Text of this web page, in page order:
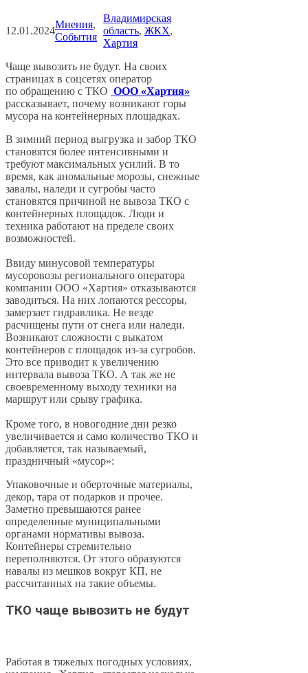
12.01.2024
Мнения
События
Владимирская
область, ЖКХ
Хартия
Чаще вывозить не будут. На своих
страницах в соцсетях оператор
по обращению с ТКО ООО «Хартия»
рассказывает, почему возникают горы
мусора на контейнерных площадках.
В зимний период выгрузка и забор ТКО
становятся более интенсивными и
требуют максимальных усилий. В то
время, как аномальные морозы, снежные
завалы, наледи и сугробы часто
становятся причиной не вывоза ТКО с
контейнерных площадок. Люди и
техника работают на пределе своих
возможностей.
Ввиду минусовой температуры
мусоровозы регионального оператора
компании ООО «Хартия» отказываются
заводиться. На них лопаются рессоры,
замерзает гидравлика. Не везде
расчищены пути от снега или наледи.
Возникают сложности с выкатом
контейнеров с площадок из-за сугробов.
Это все приводит к увеличению
интервала вывоза ТКО. А так же не
своевременному выходу техники на
маршрут или срыву графика.
Кроме того, в новогодние дни резко
увеличивается и само количество ТКО и
добавляется, так называемый,
праздничный «мусор»:
Упаковочные и оберточные материалы,
декор, тара от подарков и прочее.
Заметно превышаются ранее
определенные муниципальными
органами нормативы вывоза.
Контейнеры стремительно
переполняются. От этого образуются
навалы из мешков вокруг КП, не
рассчитанных на такие объемы.
ТКО чаще вывозить не будут
Работая в тяжелых погодных условиях,